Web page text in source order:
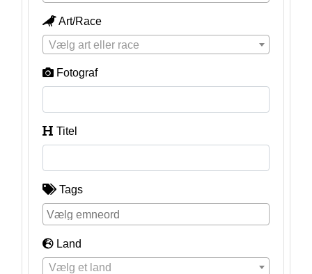
Art/Race
Vælg art eller race
Fotograf
Titel
Tags
Land
Vælg et land